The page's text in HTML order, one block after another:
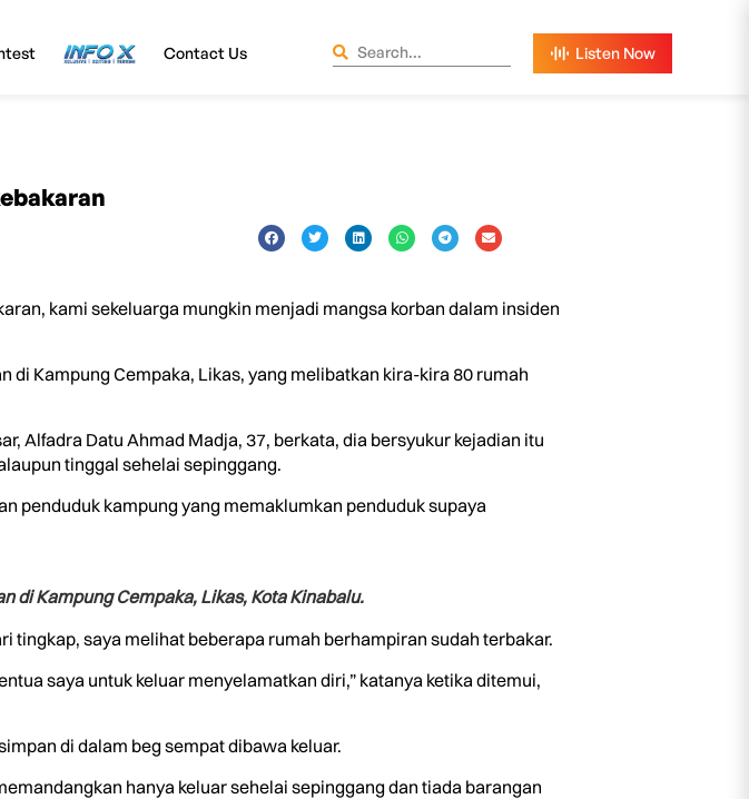
InfoX Contact Us
kami sekeluarga mungkin menjadi mangsa korban dalam insiden
Kampung Cempaka, Likas, yang melibatkan kira-kira 80 rumah
Alfadra Datu Ahmad Madja, 37, berkata, dia bersyukur kejadian itu
tinggal sehelai sepinggang.
penduduk kampung yang memaklumkan penduduk supaya
di Kampung Cempaka, Likas, Kota Kinabalu.
tingkap, saya melihat beberapa rumah berhampiran sudah terbakar.
saya untuk keluar menyelamatkan diri,” katanya ketika ditemui,
di dalam beg sempat dibawa keluar.
hanya keluar sehelai sepinggang dan tiada barangan